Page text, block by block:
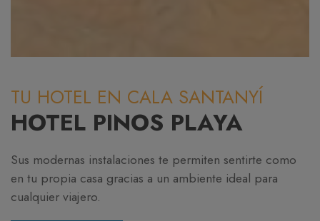
TU HOTEL EN CALA SANTANYÍ
HOTEL PINOS PLAYA
Sus modernas instalaciones te permiten sentirte como
en tu propia casa gracias a un ambiente ideal para
cualquier viajero.